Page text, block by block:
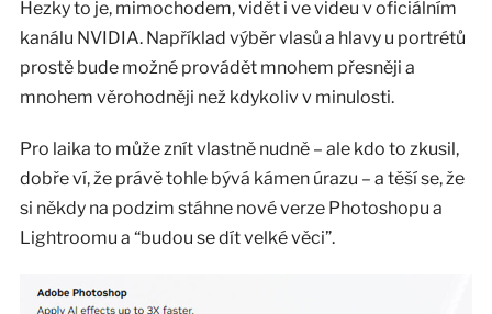
Hezky to je, mimochodem, vidět i ve videu v oficiálním
kanálu NVIDIA. Například výběr vlasů a hlavy u portrétů
prostě bude možné provádět mnohem přesněji a
mnohem věrohodněji než kdykoliv v minulosti.
Pro laika to může znít vlastně nudně – ale kdo to zkusil,
dobře ví, že právě tohle bývá kámen úrazu – a těší se, že
si někdy na podzim stáhne nové verze Photoshopu a
Lightroomu a “budou se dít velké věci”.